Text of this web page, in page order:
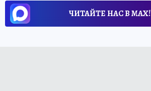
ЧИТАЙТЕ НАС В МАХ!